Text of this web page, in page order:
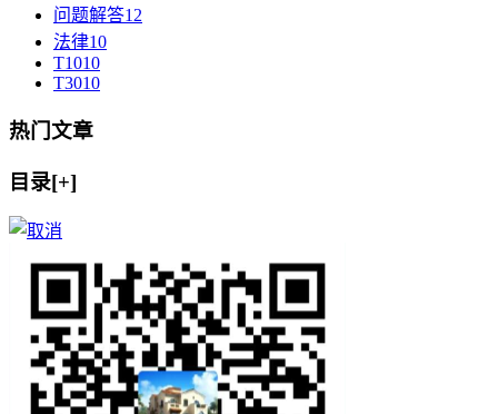
问题解答12
法律10
T1010
T3010
热门文章
目录[+]